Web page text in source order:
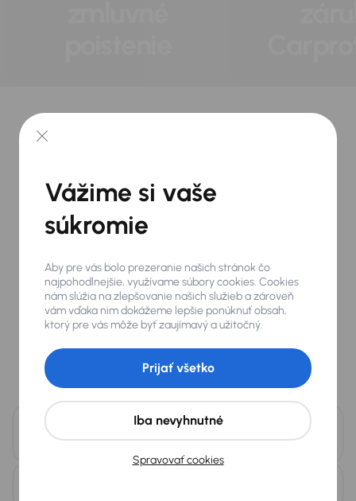
niečím iným?
Sme tu pre vás denne 8:00 - 21:00.
info@aaaauto.sk
Často sa nás pýtate
Aké doplnkové služby ponúkate (poistenie,
predĺžená záruka)?
Vážime si vaše
súkromie
Aby pre vás bolo prezeranie našich stránok čo
najpohodlnejšie, využívame súbory cookies. Cookies
nám slúžia na zlepšovanie našich služieb a zároveň
vám vďaka nim dokážeme lepšie ponúknuť obsah,
ktorý pre vás môže byť zaujímavý a užitočný.
Spravovať cookies
Iba nevyhnutné
Prijať všetko